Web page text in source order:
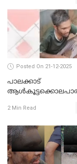
Posted On 21-12-2025
പാലക്കാട്‌
2 Min Read